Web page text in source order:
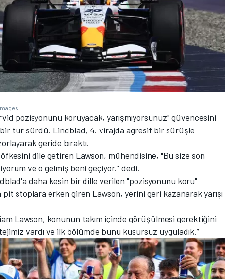
pozisyonunu koruyacak, yarışmıyorsunuz" güvencesini
bir tur sürdü. Lindblad, 4. virajda agresif bir sürüşle
geride bıraktı.
öfkesini dile getiren Lawson, mühendisine, "Bu size son
ve o gelmiş beni geçiyor." dedi.
daha kesin bir dille verilen "pozisyonunu koru"
pit stoplara erken giren Lawson, yerini geri kazanarak yarışı
Lawson, konunun takım içinde görüşülmesi gerektiğini
vardı ve ilk bölümde bunu kusursuz uyguladık.”